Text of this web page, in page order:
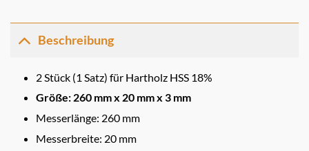
Beschreibung
2 Stück (1 Satz) für Hartholz HSS 18%
Größe: 260 mm x 20 mm x 3 mm
Messerlänge: 260 mm
Messerbreite: 20 mm